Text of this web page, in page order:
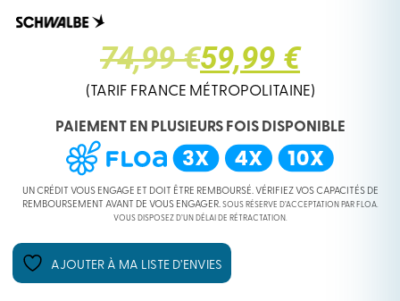
74,99 €LE
PRIX
INITIAL
ÉTAIT :
74,99 €.
59,99 €
LE
PRIX
ACTUEL
EST :
59,99 €.
(TARIF FRANCE MÉTROPOLITAINE)
PAIEMENT EN PLUSIEURS FOIS DISPONIBLE
UN CRÉDIT VOUS ENGAGE ET DOIT ÊTRE REMBOURSÉ. VÉRIFIEZ VOS CAPACITÉS DE
REMBOURSEMENT AVANT DE VOUS ENGAGER. SOUS RÉSERVE D’ACCEPTATION PAR FLOA.
VOUS DISPOSEZ D’UN DÉLAI DE RÉTRACTATION.
AJOUTER À MA LISTE D’ENVIES